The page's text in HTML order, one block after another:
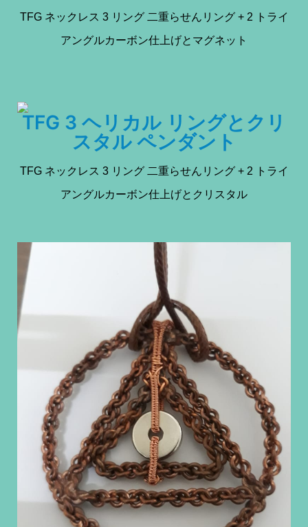
TFG ネックレス 3 リング 二重らせんリング + 2 トライ
アングルカーボン仕上げとマグネット
TFG 3 ヘリカル リングとクリ
スタル ペンダント
TFG ネックレス 3 リング 二重らせんリング + 2 トライ
アングルカーボン仕上げとクリスタル